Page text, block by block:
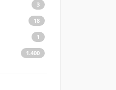
3
18
1
1.400